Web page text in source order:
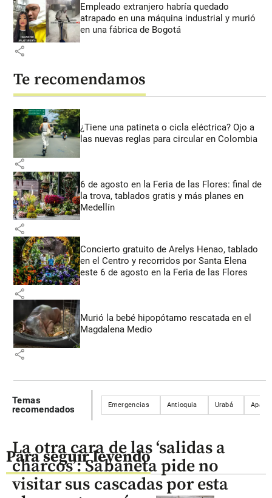
Empleado extranjero habría quedado
atrapado en una máquina industrial y murió
en una fábrica de Bogotá
share
Te recomendamos
¿Tiene una patineta o cicla eléctrica? Ojo a
las nuevas reglas para circular en Colombia
share
6 de agosto en la Feria de las Flores: final de
la trova, tablados gratis y más planes en
Medellín
share
Concierto gratuito de Arelys Henao, tablado
en el Centro y recorridos por Santa Elena
este 6 de agosto en la Feria de las Flores
share
Murió la bebé hipopótamo rescatada en el
Magdalena Medio
share
Temas
recomendados
Emergencias Antioquia Urabá
Para seguir leyendo
La otra cara de las ‘salidas a
charcos’: Sabaneta pide no
visitar sus cascadas por esta